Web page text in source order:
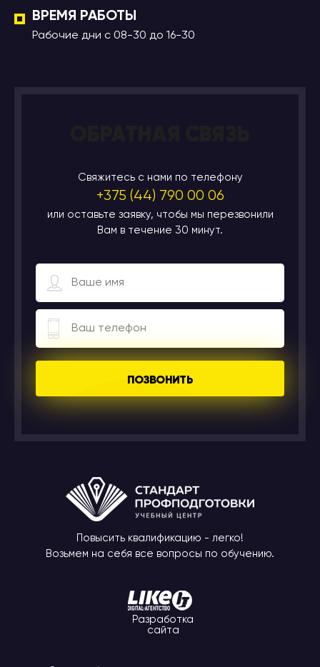
ВРЕМЯ РАБОТЫ
Рабочие дни с 08-30 до 16-30
Свяжитесь с нами по телефону
+375 (44) 790 00 06
или оставьте заявку, чтобы мы перезвонили
Вам в течение 30 минут.
ПОЗВОНИТЬ
Повысить квалификацию - легко!
Возьмем на себя все вопросы по обучению.
Разработка
сайта